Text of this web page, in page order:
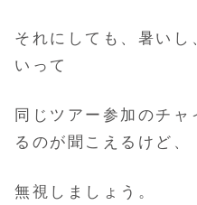
それにしても、暑いし
いって
同じツアー参加のチ
るのが聞こえるけど、
無視しましょう。